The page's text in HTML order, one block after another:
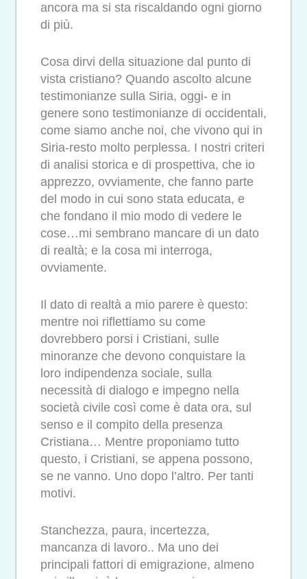
ancora ma si sta riscaldando ogni giorno
di più.
Cosa dirvi della situazione dal punto di
vista cristiano? Quando ascolto alcune
testimonianze sulla Siria, oggi- e in
genere sono testimonianze di occidentali,
come siamo anche noi, che vivono qui in
Siria-resto molto perplessa. I nostri criteri
di analisi storica e di prospettiva, che io
apprezzo, ovviamente, che fanno parte
del modo in cui sono stata educata, e
che fondano il mio modo di vedere le
cose…mi sembrano mancare di un dato
di realtà; e la cosa mi interroga,
ovviamente.
Il dato di realtà a mio parere è questo:
mentre noi riflettiamo su come
dovrebbero porsi i Cristiani, sulle
minoranze che devono conquistare la
loro indipendenza sociale, sulla
necessità di dialogo e impegno nella
società civile così come è data ora, sul
senso e il compito della presenza
Cristiana… Mentre proponiamo tutto
questo, i Cristiani, se appena possono,
se ne vanno. Uno dopo l’altro. Per tanti
motivi.
Stanchezza, paura, incertezza,
mancanza di lavoro.. Ma uno dei
principali fattori di emigrazione, almeno